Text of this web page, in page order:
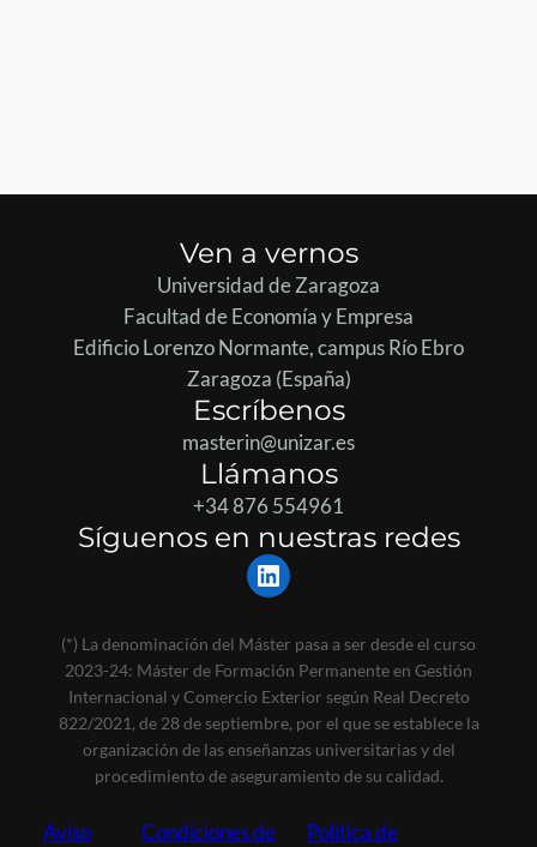
Ven a vernos
Universidad de Zaragoza
Facultad de Economía y Empresa
Edificio Lorenzo Normante, campus Río Ebro
Zaragoza (España)
Escríbenos
masterin@unizar.es
Llámanos
+34 876 554961
Síguenos en nuestras redes
LinkedIn
(*) La denominación del Máster pasa a ser desde el curso
2023-24: Máster de Formación Permanente en Gestión
Internacional y Comercio Exterior según Real Decreto
822/2021, de 28 de septiembre, por el que se establece la
organización de las enseñanzas universitarias y del
procedimiento de aseguramiento de su calidad.
Aviso
Condiciones de
Política de